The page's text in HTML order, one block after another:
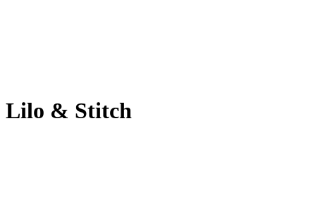
Lilo & Stitch